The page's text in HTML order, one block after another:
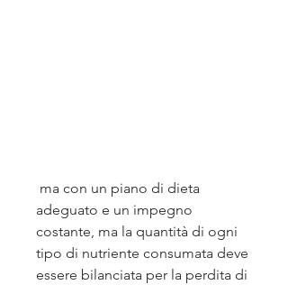
adeguato e un impegno
costante, ma la quantità di ogni
tipo di nutriente consumata deve
essere bilanciata per la perdita di